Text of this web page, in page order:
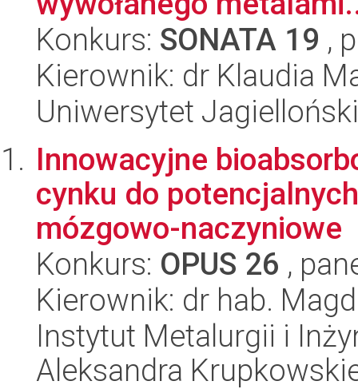
Konkurs: SONATA 19 ,
Kierownik: dr Klaudia
Uniwersytet
Innowacyjne
cynku do
mózgowo-naczyniowe
Konkurs: OPUS 26 ,
Kierownik: dr hab.
Instytut Metalurgii i
Aleksandra